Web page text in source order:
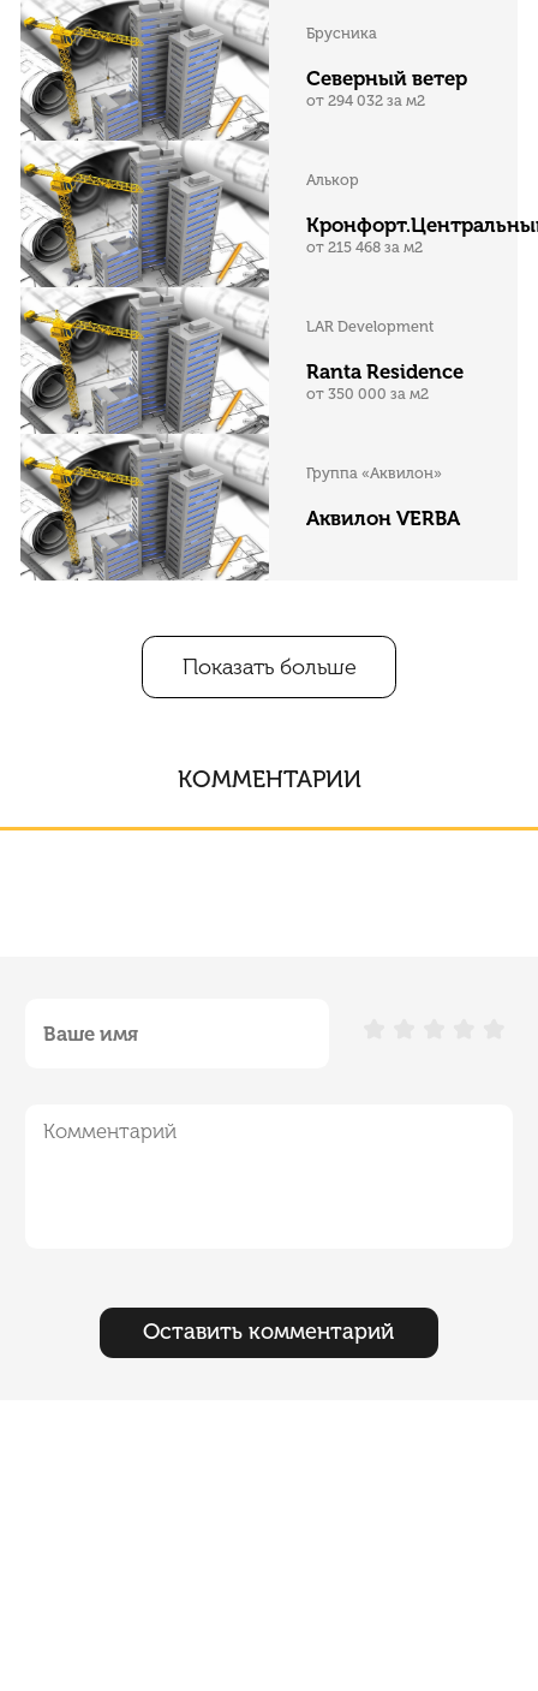
Брусника
Северный ветер
от 294 032 за м2
Алькор
от 215 468 за м2
LAR Development
Ranta Residence
от 350 000 за м2
Группа «Аквилон»
Аквилон VERBA
Показать больше
КОММЕНТАРИИ
Оставить комментарий